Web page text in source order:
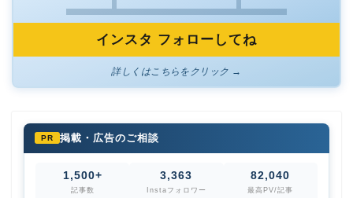
インスタ フォローしてね
詳しくはこちらをクリック →
PR 掲載・広告のご相談
1,500+
記事数
3,363
Instaフォロワー
82,040
最高PV/記事